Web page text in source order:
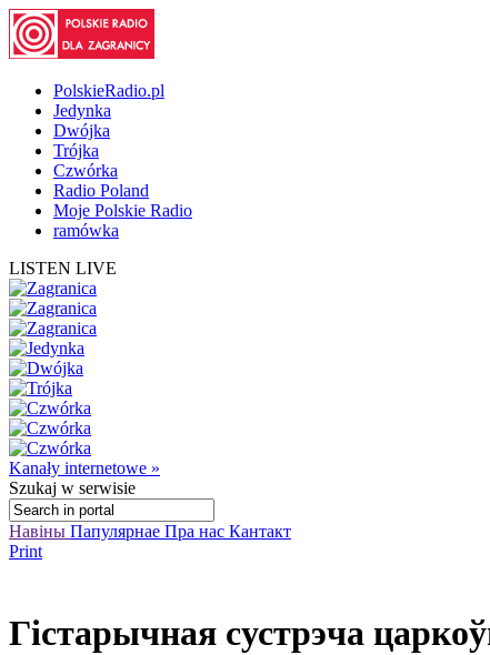
PolskieRadio.pl
Jedynka
Dwójka
Trójka
Czwórka
Radio Poland
Moje Polskie Radio
ramówka
LISTEN LIVE
Kanały internetowe »
Szukaj w serwisie
Навіны Папулярнае Пра нас Кантакт
Print
Гістарычная сустрэча